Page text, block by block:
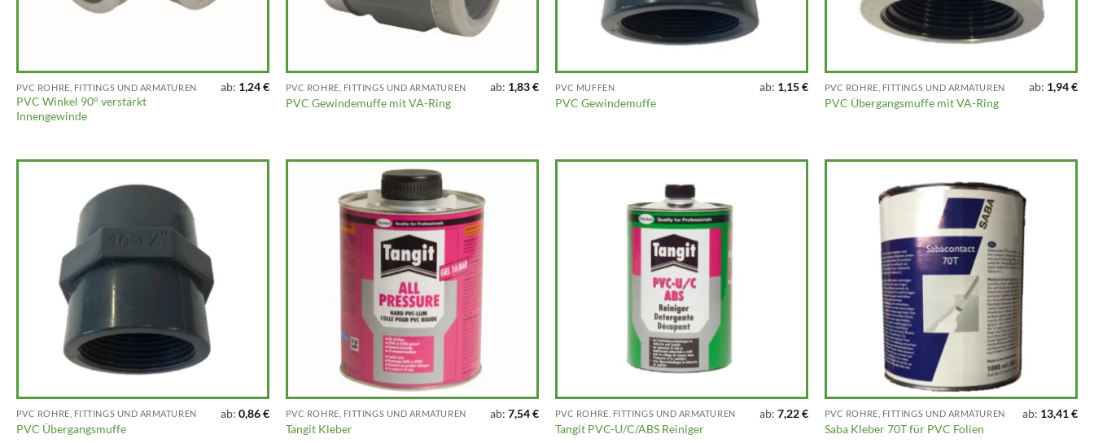
PVC ROHRE, FITTINGS UND ARMATUREN
PVC Winkel 90° verstärkt
Innengewinde
ab: 1,24€ PVC ROHRE, FITTINGS UND ARMATUREN
PVC Gewindemuffe mit VA-Ring
ab: 1,83€ PVC MUFFEN
PVC Gewindemuffe
ab: 1,15€ PVC ROHRE, FITTINGS UND ARMATUREN
PVC Übergangsmuffe mit VA-Ring
ab: 1,94€
PVC ROHRE, FITTINGS UND ARMATUREN
PVC Übergangsmuffe
ab:0,86€ PVC ROHRE, FITTINGS UND ARMATUREN
Tangit Kleber
ab:7,54€ PVC ROHRE, FITTINGS UND ARMATUREN
Tangit PVC-U/C/ABS Reiniger
ab:7,22€ PVC ROHRE, FITTINGS UND ARMATUREN
Saba Kleber 70T für PVC Folien
ab: 13,41€